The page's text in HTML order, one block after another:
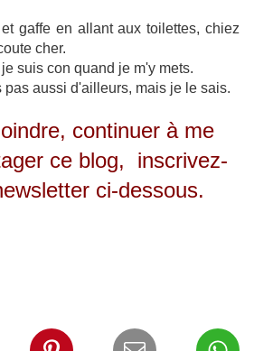
gaffe en allant aux toilettes, chiez
cher.
suis con quand je m'y mets.
pas aussi d'ailleurs, mais je le sais.
continuer à me
ce blog, inscrivez-
ci-dessous.